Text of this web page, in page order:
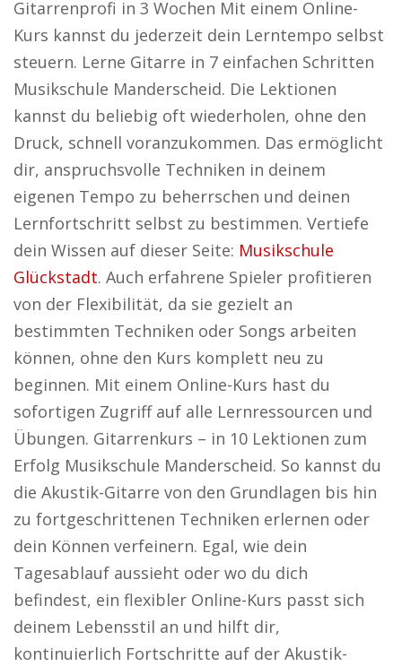
Gitarrenprofi in 3 Wochen Mit einem Online-
Kurs kannst du jederzeit dein Lerntempo selbst
steuern. Lerne Gitarre in 7 einfachen Schritten
Musikschule Manderscheid. Die Lektionen
kannst du beliebig oft wiederholen, ohne den
Druck, schnell voranzukommen. Das ermöglicht
dir, anspruchsvolle Techniken in deinem
eigenen Tempo zu beherrschen und deinen
Lernfortschritt selbst zu bestimmen. Vertiefe
dein Wissen auf dieser Seite: Musikschule
Glückstadt. Auch erfahrene Spieler profitieren
von der Flexibilität, da sie gezielt an
bestimmten Techniken oder Songs arbeiten
können, ohne den Kurs komplett neu zu
beginnen. Mit einem Online-Kurs hast du
sofortigen Zugriff auf alle Lernressourcen und
Übungen. Gitarrenkurs – in 10 Lektionen zum
Erfolg Musikschule Manderscheid. So kannst du
die Akustik-Gitarre von den Grundlagen bis hin
zu fortgeschrittenen Techniken erlernen oder
dein Können verfeinern. Egal, wie dein
Tagesablauf aussieht oder wo du dich
befindest, ein flexibler Online-Kurs passt sich
deinem Lebensstil an und hilft dir,
kontinuierlich Fortschritte auf der Akustik-